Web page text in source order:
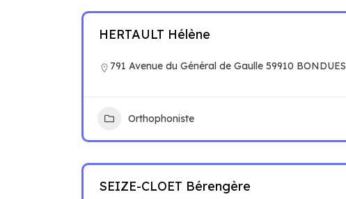
HERTAULT Hélène
791 Avenue du Général de Gaulle 59910 BONDUES
Orthophoniste
SEIZE-CLOET Bérengère